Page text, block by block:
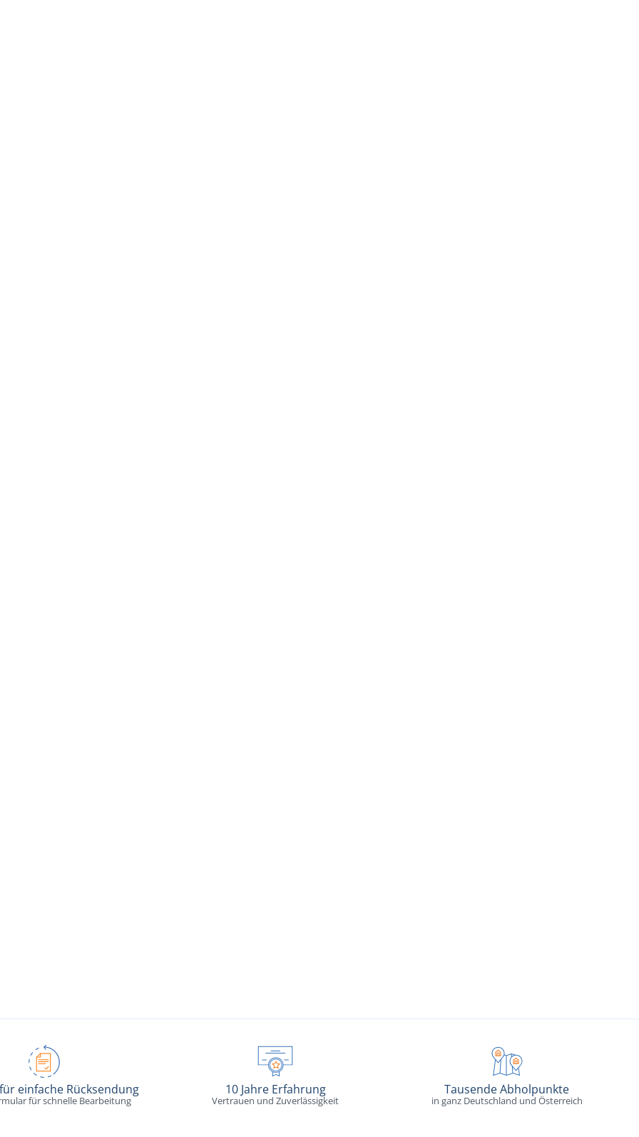
einfache Rücksendung
für schnelle Bearbeitung
10 Jahre Erfahrung
Vertrauen und Zuverlässigkeit
Tausende Abholpunkte
in ganz Deutschland und Österreich